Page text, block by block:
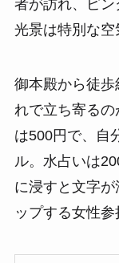
者が訪れ、ピ
光景は特別な空
御本殿から徒
れで立ち寄る
は500円で、自
ル。水占いは
に浸すと文字
ップする女性参